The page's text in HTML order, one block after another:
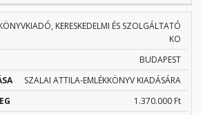
KERESKEDELMI ÉS SZOLGÁLTATÓ
KO
BUDAPEST
SZALAI ATTILA-EMLÉKKÖNYV KIADÁSÁRA
1.370.000 Ft